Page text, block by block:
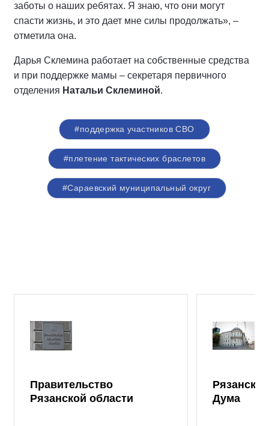
заботы о наших ребятах. Я знаю, что они могут
спасти жизнь, и это дает мне силы продолжать», –
отметила она.
Дарья Склемина работает на собственные средства
и при поддержке мамы – секретаря первичного
отделения Натальи Склеминой.
#поддержка участников СВО
#плетение тактических браслетов
#Сараевский муниципальный округ
Правительство
Рязанской области
Дума